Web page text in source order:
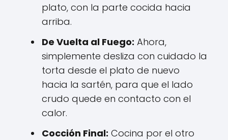
plato, con la parte cocida hacia
arriba.
De Vuelta al Fuego: Ahora,
simplemente desliza con cuidado la
torta desde el plato de nuevo
hacia la sartén, para que el lado
crudo quede en contacto con el
calor.
Cocción Final: Cocina por el otro